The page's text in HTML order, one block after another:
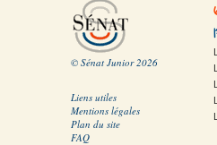
© Sénat Junior 2026
Liens utiles
Mentions légales
Plan du site
FAQ